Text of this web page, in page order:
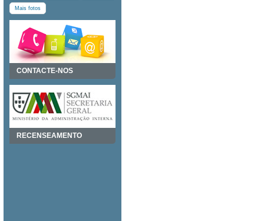
Mais fotos
CONTACTE-NOS
RECENSEAMENTO